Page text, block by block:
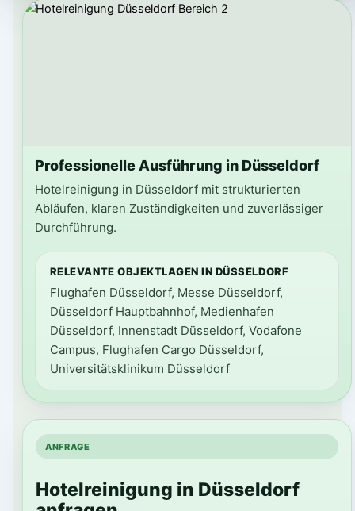
Professionelle Ausführung in Düsseldorf
Hotelreinigung in Düsseldorf mit strukturierten
Abläufen, klaren Zuständigkeiten und zuverlässiger
Durchführung.
RELEVANTE OBJEKTLAGEN IN DÜSSELDORF
Flughafen Düsseldorf, Messe Düsseldorf,
Düsseldorf Hauptbahnhof, Medienhafen
Düsseldorf, Innenstadt Düsseldorf, Vodafone
Campus, Flughafen Cargo Düsseldorf,
Universitätsklinikum Düsseldorf
ANFRAGE
Hotelreinigung in Düsseldorf